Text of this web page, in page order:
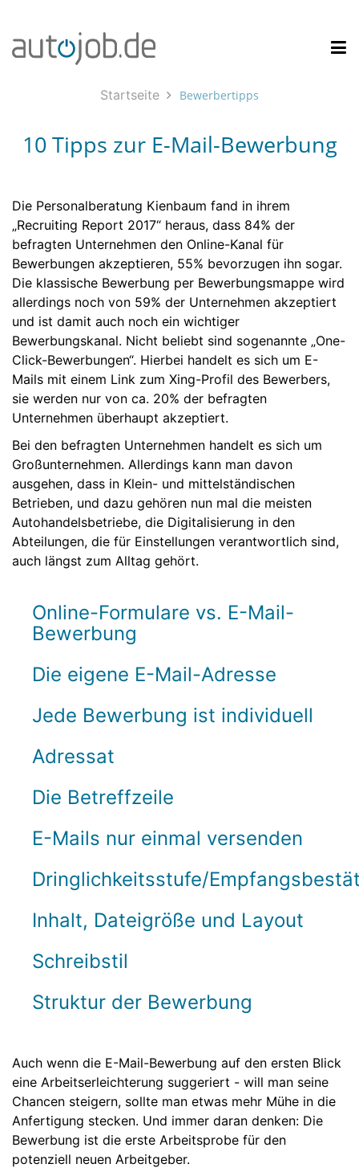
Startseite Bewerbertipps
10 Tipps zur E-Mail-Bewerbung
Die Personalberatung Kienbaum fand in ihrem
„Recruiting Report 2017“ heraus, dass 84% der
befragten Unternehmen den Online-Kanal für
Bewerbungen akzeptieren, 55% bevorzugen ihn sogar.
Die klassische Bewerbung per Bewerbungsmappe wird
allerdings noch von 59% der Unternehmen akzeptiert
und ist damit auch noch ein wichtiger
Bewerbungskanal. Nicht beliebt sind sogenannte „One-
Click-Bewerbungen“. Hierbei handelt es sich um E-
Mails mit einem Link zum Xing-Profil des Bewerbers,
sie werden nur von ca. 20% der befragten
Unternehmen überhaupt akzeptiert.
Bei den befragten Unternehmen handelt es sich um
Großunternehmen. Allerdings kann man davon
ausgehen, dass in Klein- und mittelständischen
Betrieben, und dazu gehören nun mal die meisten
Autohandelsbetriebe, die Digitalisierung in den
Abteilungen, die für Einstellungen verantwortlich sind,
auch längst zum Alltag gehört.
Online-Formulare vs. E-Mail-
Bewerbung
Die eigene E-Mail-Adresse
Jede Bewerbung ist individuell
Adressat
Die Betreffzeile
E-Mails nur einmal versenden
Dringlichkeitsstufe/
Inhalt, Dateigröße und Layout
Schreibstil
Struktur der Bewerbung
Auch wenn die E-Mail-Bewerbung auf den ersten Blick
eine Arbeitserleichterung suggeriert - will man seine
Chancen steigern, sollte man etwas mehr Mühe in die
Anfertigung stecken. Und immer daran denken: Die
Bewerbung ist die erste Arbeitsprobe für den
potenziell neuen Arbeitgeber.